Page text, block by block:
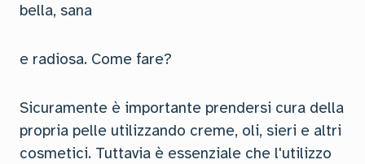
bella, sana
e radiosa. Come fare?
Sicuramente è importante prendersi cura della
propria pelle utilizzando creme, oli, sieri e altri
cosmetici. Tuttavia è essenziale che l'utilizzo